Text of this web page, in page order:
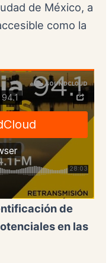
de México, a
como la
de
en las